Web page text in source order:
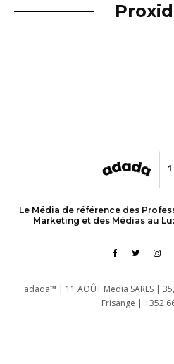
Le Média de référence des
Marketing et des Médias au
adada™ | 11 AOÛT Media SARLS |
Frisange | +352